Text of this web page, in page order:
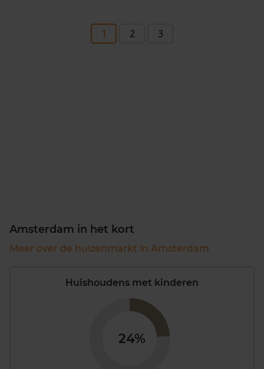
1 2 3
Amsterdam in het kort
Meer over de huizenmarkt in Amsterdam
Huishoudens met kinderen
24%